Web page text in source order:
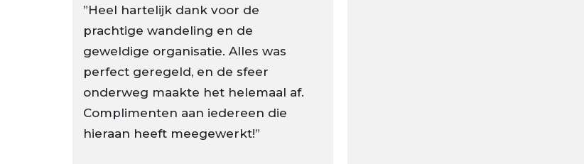
”Heel hartelijk dank voor de
prachtige wandeling en de
geweldige organisatie. Alles was
perfect geregeld, en de sfeer
onderweg maakte het helemaal af.
Complimenten aan iedereen die
hieraan heeft meegewerkt!”